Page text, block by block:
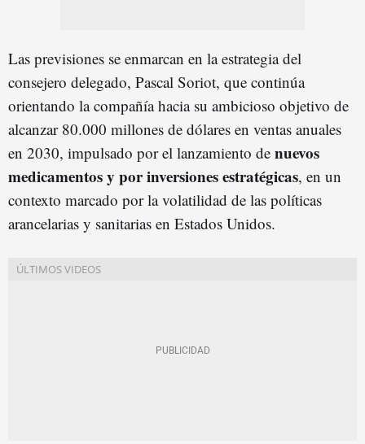
Las previsiones se enmarcan en la estrategia del
consejero delegado, Pascal Soriot, que continúa
orientando la compañía hacia su ambicioso objetivo de
alcanzar 80.000 millones de dólares en ventas anuales
en 2030, impulsado por el lanzamiento de nuevos
medicamentos y por inversiones estratégicas, en un
contexto marcado por la volatilidad de las políticas
arancelarias y sanitarias en Estados Unidos.